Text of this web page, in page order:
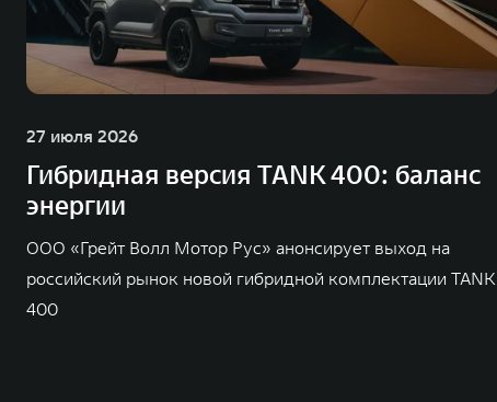
27 июля 2026
Гибридная версия TANK 400: баланс
энергии
ООО «Грейт Волл Мотор Рус» анонсирует выход на
российский рынок новой гибридной комплектации TANK
400